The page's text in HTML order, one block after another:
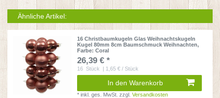
Ähnliche Artikel:
16 Christbaumkugeln Glas Weihnachtskugeln
Kugel 80mm 8cm Baumschmuck Weihnachten,
Farbe: Coral
26,39 € *
16 Stück | 1,65 € / Stück
In den Warenkorb
*inkl. ges. MwSt. zzgl.Versandkosten